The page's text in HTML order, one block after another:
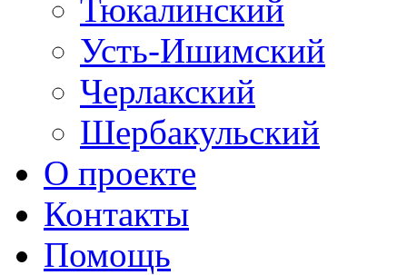
Тюкалинский
Усть-Ишимский
Черлакский
Шербакульский
О проекте
Контакты
Помощь